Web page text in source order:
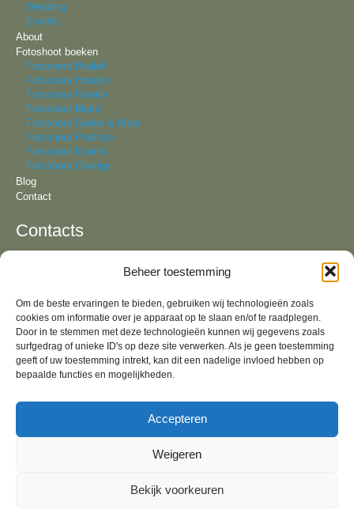
Beheer toestemming
Om de beste ervaringen te bieden, gebruiken wij technologieën zoals
cookies om informatie over je apparaat op te slaan en/of te raadplegen.
Door in te stemmen met deze technologieën kunnen wij gegevens zoals
surfgedrag of unieke ID's op deze site verwerken. Als je geen toestemming
geeft of uw toestemming intrekt, kan dit een nadelige invloed hebben op
bepaalde functies en mogelijkheden.
Accepteren
Weigeren
Bekijk voorkeuren
Wedding
Events
About
Fotoshoot boeken
Fotoshoot Bruiloft
Fotoshoot Honden
Fotoshoot Familie
Fotoshoot Music
Fotoshoot Series & More
Fotoshoot Portraits
Fotoshoot Events
Fotoshoot Overige
Blog
Contact
Contacts
Email:
Adres:
+31 6 81 57 94 55
info@lizavandeven.nl
Geldrop & fotostudio in Oirschot, Noord- Brabant
Algemene Voorwaarden